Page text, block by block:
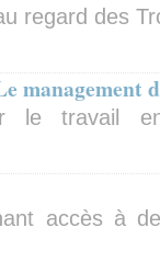
regard des
management
le travail
accès à